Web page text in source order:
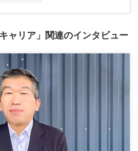
ャリア」関連のインタビュー